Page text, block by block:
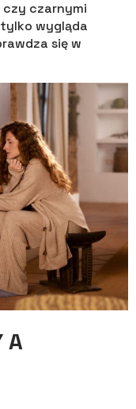
czy czarnymi
wygląda
się w
A